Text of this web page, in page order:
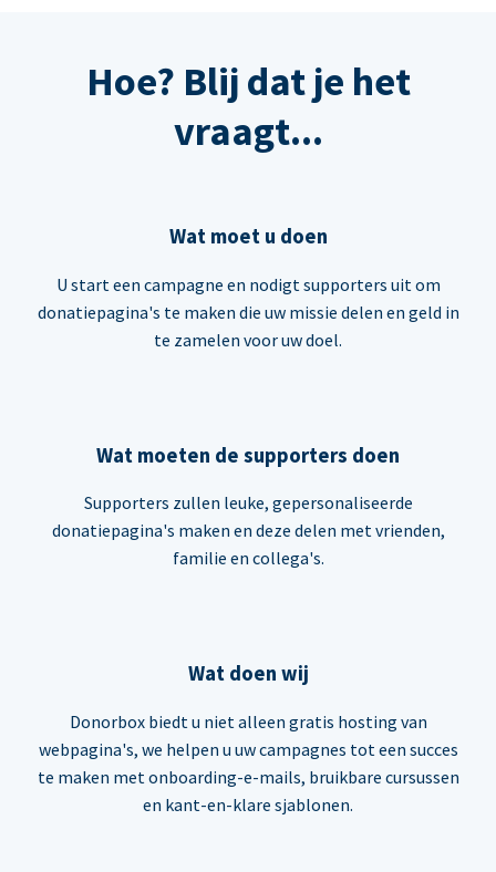
Hoe? Blij dat je het
vraagt...
Wat moet u doen
U start een campagne en nodigt supporters uit om
donatiepagina's te maken die uw missie delen en geld in
te zamelen voor uw doel.
Wat moeten de supporters doen
Supporters zullen leuke, gepersonaliseerde
donatiepagina's maken en deze delen met vrienden,
familie en collega's.
Wat doen wij
Donorbox biedt u niet alleen gratis hosting van
webpagina's, we helpen u uw campagnes tot een succes
te maken met onboarding-e-mails, bruikbare cursussen
en kant-en-klare sjablonen.